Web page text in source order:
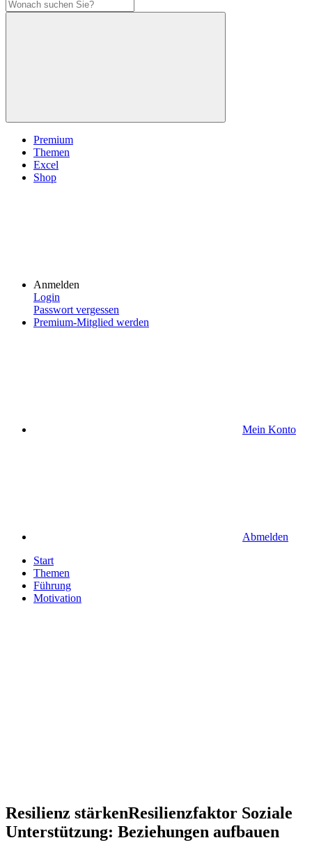
Premium
Themen
Excel
Shop
Anmelden
Login
Passwort vergessen
Premium-Mitglied werden
Mein Konto
Abmelden
Start
Themen
Führung
Motivation
Resilienz stärkenResilienzfaktor Soziale
Unterstützung: Beziehungen aufbauen